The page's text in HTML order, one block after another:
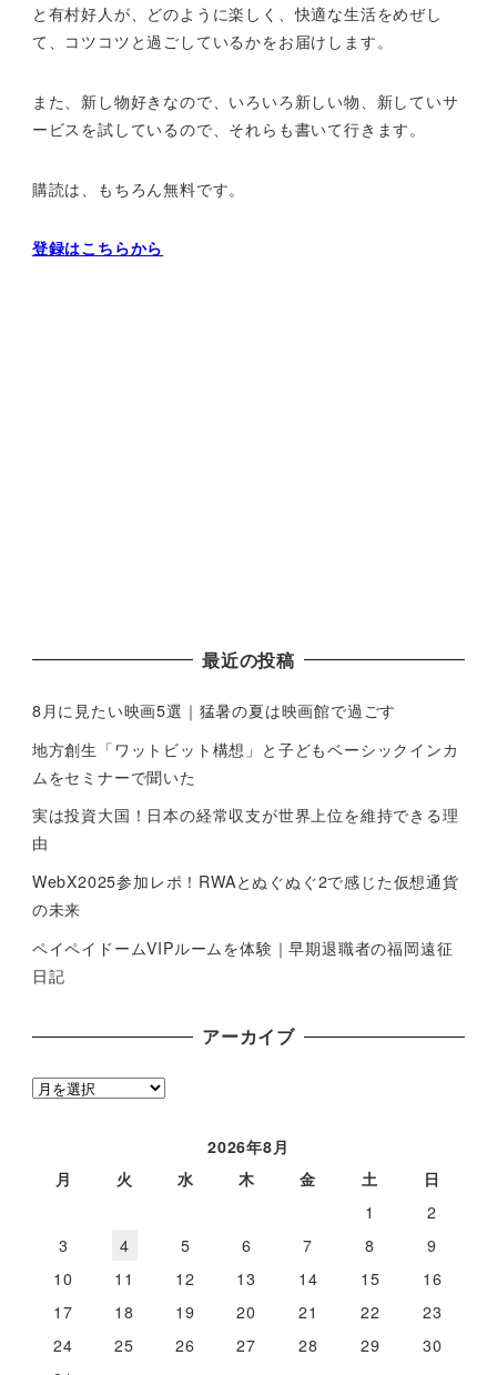
と有村好人が、どのように楽しく、快適な生活をめぜし
て、 コツコツと過ごしているかをお届けします。
また、新し物好きなので、いろいろ新しい物、 新していサ
ービスを試しているので、それらも書いて行きます。
購読は、もちろん無料です。
登録はこちらから
最近の投稿
8月に見たい映画5選｜猛暑の夏は映画館で過ごす
地方創生「ワットビット構想」と子どもベーシックインカ
ムをセミナーで聞いた
実は投資大国！日本の経常収支が世界上位を維持できる理
由
WebX2025参加レポ！RWAとぬぐぬぐ2で感じた仮想通貨
の未来
ペイペイドームVIPルームを体験｜早期退職者の福岡遠征
日記
アーカイブ
ア
2026年8月
月
火 水 木 金 土
日
1
2
3
4 5 6 7 8
9
10
11 12 13 14 15
16
17
18 19 20 21 22
23
24
25 26 27 28 29
30